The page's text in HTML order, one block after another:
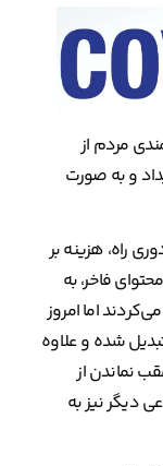
مردم از
و به صورت
راه، هزینه بر
فاخر، به
اما امروز
شده و علاوه
نماندن از
دیگر نیز به